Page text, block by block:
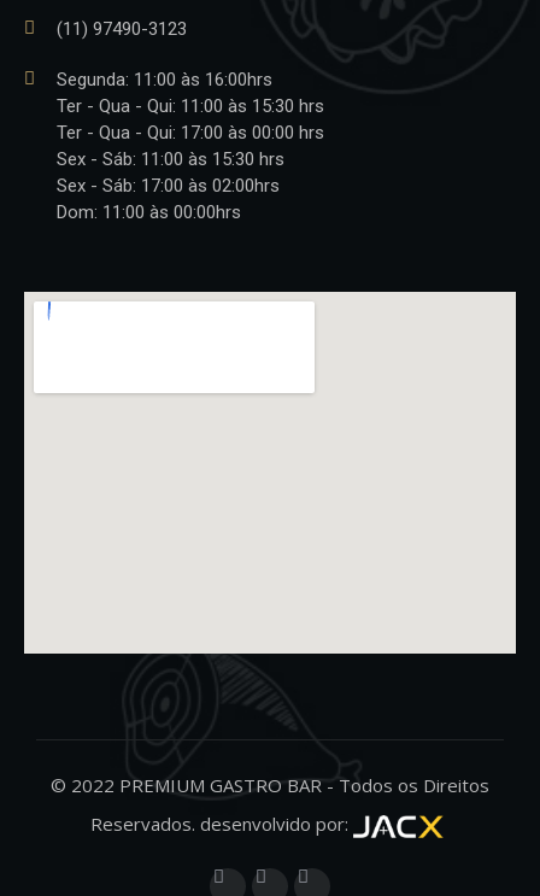
(11) 97490-3123
Segunda: 11:00 às 16:00hrs
Ter - Qua - Qui: 11:00 às 15:30 hrs
Ter - Qua - Qui: 17:00 às 00:00 hrs
Sex - Sáb: 11:00 às 15:30 hrs
Sex - Sáb: 17:00 às 02:00hrs
Dom: 11:00 às 00:00hrs
© 2022 PREMIUM GASTRO BAR - Todos os Direitos
Reservados. desenvolvido por: